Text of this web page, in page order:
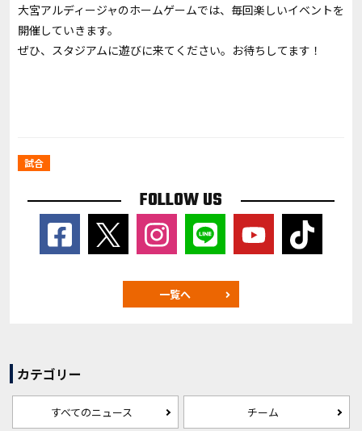
大宮アルディージャのホームゲームでは、毎回楽しいイベントを
開催していきます。
ぜひ、スタジアムに遊びに来てください。お待ちしてます！
試合
FOLLOW US
一覧へ
カテゴリー
すべてのニュース チーム